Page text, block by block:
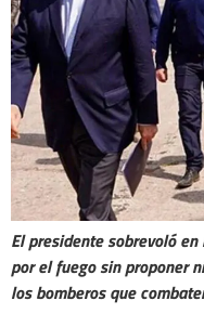
El presidente sobrevoló
por el fuego sin proponer
los bomberos que